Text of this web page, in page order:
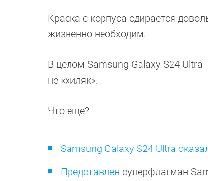
Краска с корпуса сдирается
жизненно необходим.
В целом Samsung Galaxy S24
не «хиляк».
Что еще?
Samsung Galaxy S24 Ultra
Представлен суперфлагман